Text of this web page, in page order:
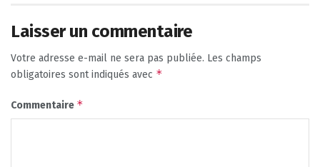
Laisser un commentaire
Votre adresse e-mail ne sera pas publiée. Les champs
obligatoires sont indiqués avec *
Commentaire *